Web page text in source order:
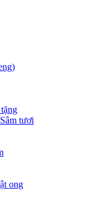
Sâm tươi
ong